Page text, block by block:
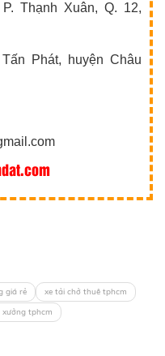
Thạnh Xuân, Q. 12,
Phát, huyện Châu
giá rẻ
xe tải chở thuê tphcm
xưởng tphcm